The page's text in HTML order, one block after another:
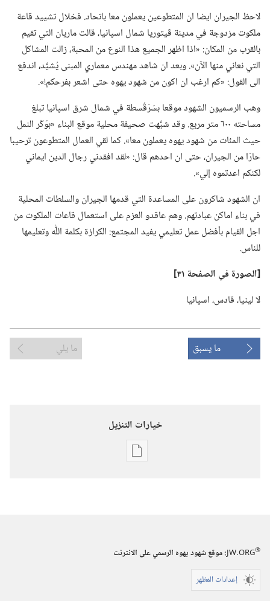
لاحظ الجيران ايضا ان المتطوعين يعملون معا باتحاد.‏ فخلال تشييد قاعة
ملكوت مزدوجة في مدينة ڤيتوريا شمال اسپانيا،‏ قالت ماريان التي تقيم
بالقرب من المكان:‏ «اذا اظهر الجميع هذا النوع من المحبة،‏ زالت المشاكل
التي نعاني منها الآن».‏ وبعد ان شاهد مهندس معماري المبنى يُشيَّد،‏ اندفع
الى القول:‏ «كم ارغب ان اكون من شهود يهوه حتى اشعر بفرحكم!‏».‏
وهب الرسميون الشهود موقعا بسَرَقُسطة في شمال شرق اسپانيا تبلغ
مساحته ٦٠٠ متر مربع.‏ وقد شبَّهت صحيفة محلية موقع البناء «بوَكْر النمل
حيث المئات من شهود يهوه يعملون معا».‏ كما لقي العمال المتطوعون ترحيبا
حارّا من الجيران،‏ حتى ان احدهم قال:‏ «لقد افقدني رجال الدين ايماني
لكنكم اعدتموه إلي».‏
ان الشهود شاكرون على المساعدة التي قدمها الجيران والسلطات المحلية
في بناء اماكن عبادتهم.‏ وهم عاقدو العزم على استعمال قاعات الملكوت من
اجل القيام بأفضل عمل تعليمي يفيد المجتمع:‏ الكرازة بكلمة اللّٰه وتعليمها
للناس.‏
‏[الصورة في الصفحة ٣١]‏
لا لينيا،‏ قادس،‏ اسپانيا
ما يسبق ما يلي
خيارات التنزيل
خيارات
أغسطس‏
JW.ORG®
:‏ موقع شهود يهوه الرسمي على الانترنت
إعدادات المظهر